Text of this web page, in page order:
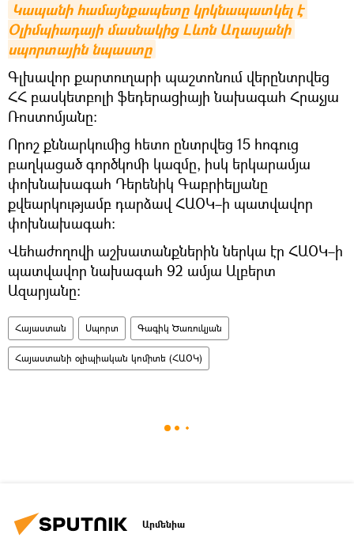
Կապանի համայնքապետը կրկնապատկել է
Օլիմպիադայի մասնակից Լևոն Աղասյանի
սպորտային նպաստը
Գլխավոր քարտուղարի պաշտոնում վերընտրվեց
ՀՀ բասկետբոլի ֆեդերացիայի նախագահ Հրաչյա
Ռոստոմյանը:
Որոշ քննարկումից հետո ընտրվեց 15 հոգուց
բաղկացած գործկոմի կազմը, իսկ երկարամյա
փոխնախագահ Դերենիկ Գաբրիելյանը
քվեարկությամբ դարձավ ՀԱՕԿ–ի պատվավոր
փոխնախագահ:
Վեհաժողովի աշխատանքներին ներկա էր ՀԱՕԿ–ի
պատվավոր նախագահ 92 ամյա Ալբերտ
Ազարյանը:
Հայաստան Սպորտ Գագիկ Ծառուկյան
Հայաստանի օլիպիական կոմիտե (ՀԱՕԿ)
Արմենիա